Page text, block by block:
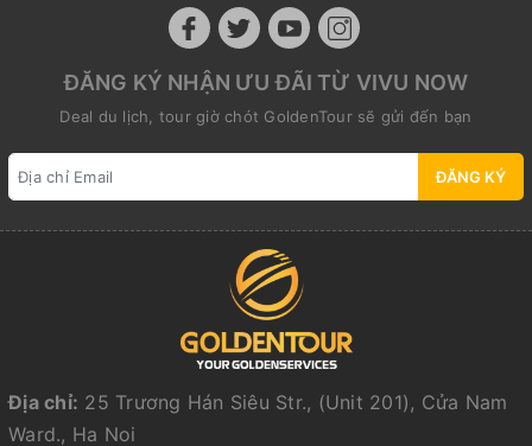
ĐĂNG KÝ NHẬN ƯU ĐÃI TỪ VIVU NOW
Deal du lịch, tour giờ chót GoldenTour sẽ gửi đến bạn
ĐĂNG KÝ
Địa chỉ: 25 Trương Hán Siêu Str., (Unit 201), Cửa Nam
Ward., Ha Noi